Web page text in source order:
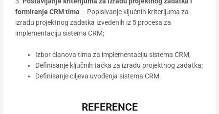
formiranje CRM tima – Popisivanje ključnih kriterijuma za
izradu projektnog zadatka izvedenih iz 5 procesa za
implementaciju sistema CRM;
Izbor članova tima za implementaciju sistema CRM;
Definisanje ključnih tačka za izradu projektnog zadatka;
Definisanje ciljeva uvođenja sistema CRM.
REFERENCE